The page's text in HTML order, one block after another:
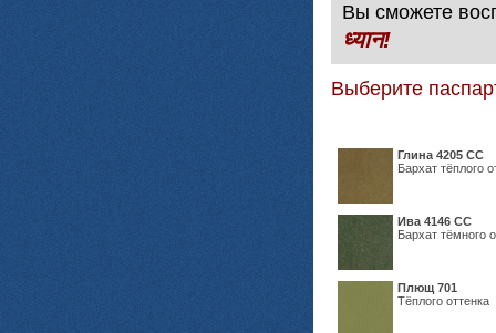
Вы сможете
ध्यान!
Выберите
Глина 4205 СС
Бархат тёплого
Ива 4146 СС
Бархат тёмного
Плющ 701
Тёплого оттенка